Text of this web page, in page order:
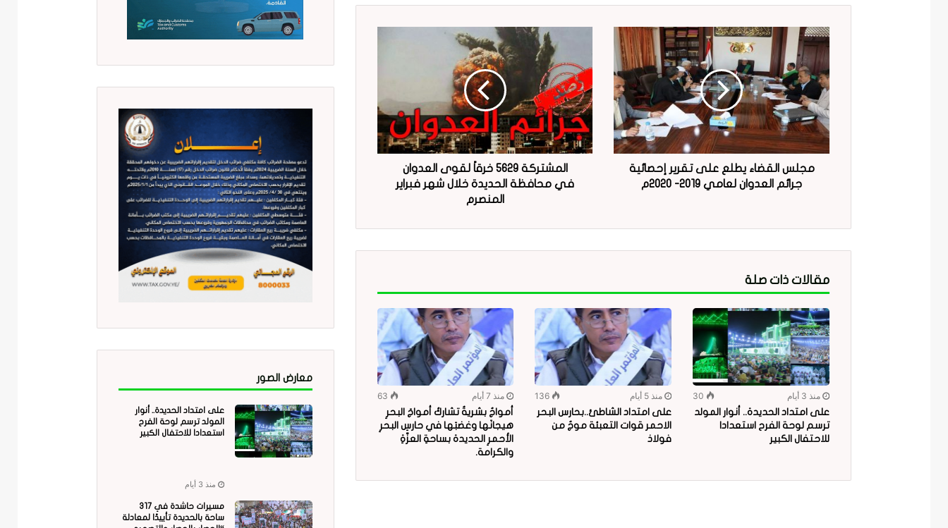
مجلس القضاء يطلع على تقرير إحصائية
جرائم العدوان لعامي 2019- 2020م
المشتركة 5629 خرقاً لقوى العدوان
في محافظة الحديدة خلال شهر فبراير
المنصرم
مقالات ذات صلة
منذ 3 أيام
30
على امتداد الحديدة.. أنوار المولد
ترسم لوحة الفرح استعدادا
للاحتفال الكبير
منذ 5 أيام
136
على امتداد الشاطئ..بحارس البحر
الاحمر قوات التعبئة موجٌ من
فولاذ
منذ 7 أيام
63
أمواجٌ بشريةٌ تشاركُ أمواجَ البحرِ
هيجانَها وغضبَها في حارسِ البحرِ
الأحمرِ الحديدة بساحةِ العزّةِ
والكرامة.
معارض الصور
على امتداد الحديدة.. أنوار
المولد ترسم لوحة الفرح
استعدادا للاحتفال الكبير
منذ 3 أيام
مسيرات حاشدة في 317
ساحة بالحديدة تأييدًا لمعادلة